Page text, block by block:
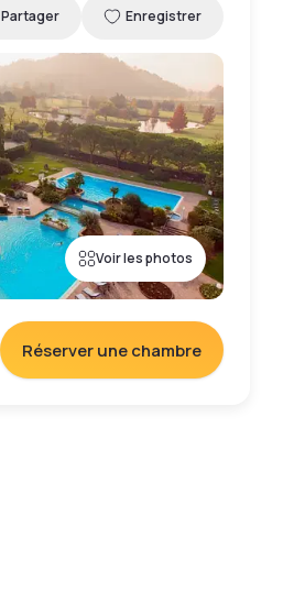
Partager Enregistrer
Voir les photos
Réserver une chambre